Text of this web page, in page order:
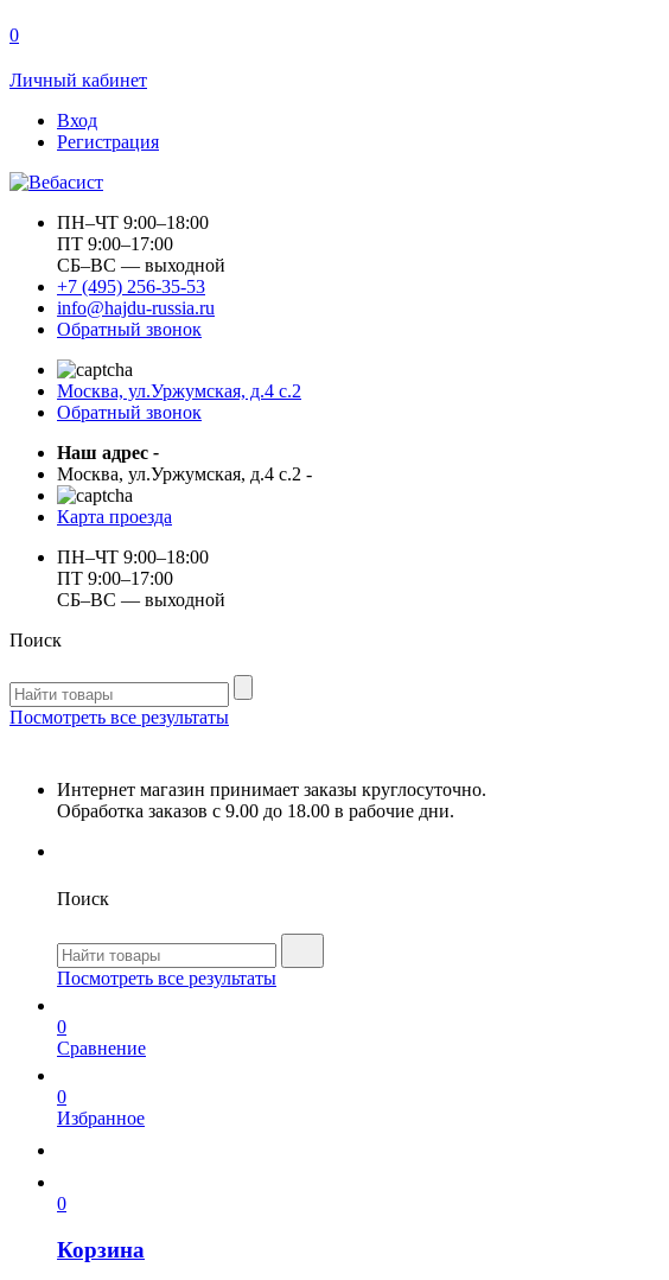
0
Личный кабинет
Вход
Регистрация
ПН–ЧТ 9:00–18:00
ПТ 9:00–17:00
СБ–ВС — выходной
+7 (495) 256-35-53
info@hajdu-russia.ru
Обратный звонок
Москва, ул.Уржумская, д.4 с.2
Обратный звонок
Наш адрес -
Москва, ул.Уржумская, д.4 с.2 -
Карта проезда
ПН–ЧТ 9:00–18:00
ПТ 9:00–17:00
СБ–ВС — выходной
Поиск
Посмотреть все результаты
Интернет магазин принимает заказы круглосуточно.
Обработка заказов с 9.00 до 18.00 в рабочие дни.
Поиск
Посмотреть все результаты
0
Сравнение
0
Избранное
0
Корзина